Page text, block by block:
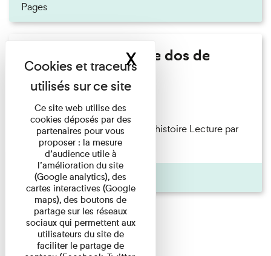
Pages
Philippe Artières - Le dos de
l'histoire
Lecture
Philippe Artières — Le dos de l’histoire Lecture par
l’auteur accompagné de ...
Pages
Ce site web utilise des
cookies déposés par des
partenaires pour vous
proposer : la mesure
d’audience utile à
l’amélioration du site
(Google analytics), des
cartes interactives (Google
maps), des boutons de
partage sur les réseaux
sociaux qui permettent aux
utilisateurs du site de
faciliter le partage de
XMasquer le